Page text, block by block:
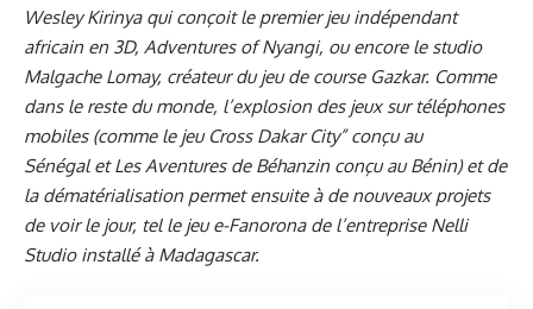
Wesley Kirinya qui conçoit le premier jeu indépendant
africain en 3D, Adventures of Nyangi, ou encore le studio
Malgache Lomay, créateur du jeu de course Gazkar. Comme
dans le reste du monde, l’explosion des jeux sur téléphones
mobiles (comme le jeu Cross Dakar City” conçu au
Sénégalet Les Aventures de Béhanzin conçu au Bénin) et de
la dématérialisation permet ensuite à de nouveaux projets
de voir le jour, tel le jeu e-Fanorona de l’entreprise Nelli
Studio installé à Madagascar.